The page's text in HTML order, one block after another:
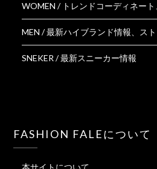
WOMEN / トレンドコーディネー
MEN / 最新ハイブランド情報、ス
SNEKER / 最新スニーカー情報
FASHION FALEについて